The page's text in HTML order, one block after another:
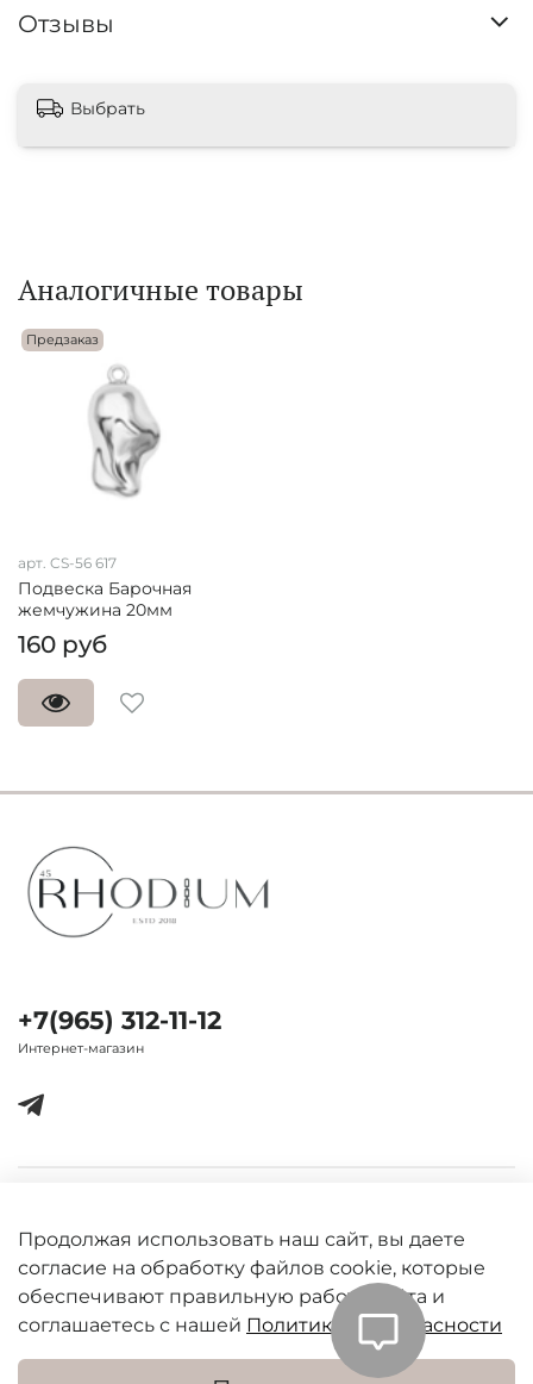
Отзывы
Выбрать
Аналогичные товары
Предзаказ
арт. CS-56 617
Подвеска Барочная
жемчужина 20мм
160 руб
+7(965) 312-11-12
Интернет-магазин
Продолжая использовать наш сайт, вы даете
согласие на обработку файлов cookie, которые
обеспечивают правильную работу сайта и
соглашаетесь с нашей Политикой безопасности